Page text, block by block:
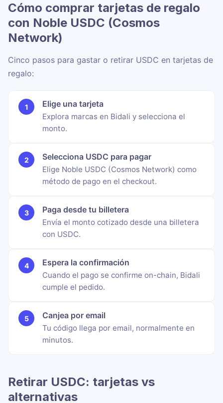
Cómo comprar tarjetas de regalo
con Noble USDC (Cosmos
Network)
Cinco pasos para gastar o retirar USDC en tarjetas de
regalo:
Elige una tarjeta
Explora marcas en Bidali y selecciona el
monto.
Selecciona USDC para pagar
Elige Noble USDC (Cosmos Network) como
método de pago en el checkout.
Paga desde tu billetera
Envía el monto cotizado desde una billetera
con USDC.
Espera la confirmación
Cuando el pago se confirme on-chain, Bidali
cumple el pedido.
Canjea por email
Tu código llega por email, normalmente en
minutos.
Retirar USDC: tarjetas vs
alternativas